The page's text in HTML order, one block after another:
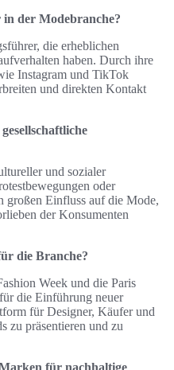
in der Modebranche?
die erheblichen
haben. Durch ihre
Instagram und TikTok
und direkten Kontakt
und sozialer
oder
großen Einfluss auf die Mode,
der Konsumenten
die Branche?
Week und die Paris
die Einführung neuer
für Designer, Käufer und
zu präsentieren und zu